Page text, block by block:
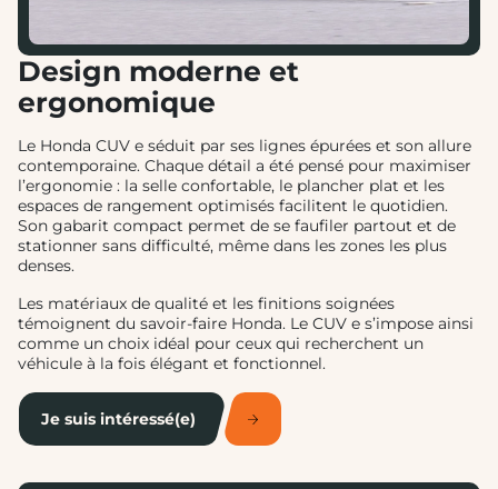
Design moderne et
ergonomique
Le Honda CUV e séduit par ses lignes épurées et son allure
contemporaine. Chaque détail a été pensé pour maximiser
l’ergonomie : la selle confortable, le plancher plat et les
espaces de rangement optimisés facilitent le quotidien.
Son gabarit compact permet de se faufiler partout et de
stationner sans difficulté, même dans les zones les plus
denses.
Les matériaux de qualité et les finitions soignées
témoignent du savoir-faire Honda. Le CUV e s’impose ainsi
comme un choix idéal pour ceux qui recherchent un
véhicule à la fois élégant et fonctionnel.
Je suis intéressé(e)